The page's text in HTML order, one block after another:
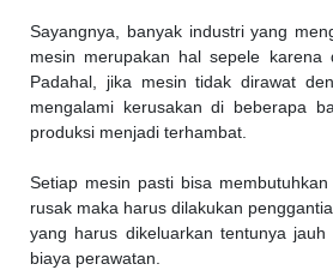
Sayangnya, banyak industri yang
mesin merupakan hal sepele karena
Padahal, jika mesin tidak dirawat
mengalami kerusakan di beberapa
produksi menjadi terhambat.
Setiap mesin pasti bisa
rusak maka harus dilakukan
yang harus dikeluarkan tentunya
biaya perawatan.